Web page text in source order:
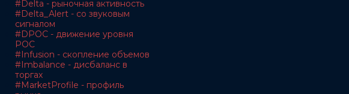
#Delta - рыночная активность
#Delta_Alert - со звуковым
сигналом
#DPOC - движение уровня
POC
#Infusion - скопление объемов
#Imbalance - дисбаланс в
торгах
#MarketProfile - профиль